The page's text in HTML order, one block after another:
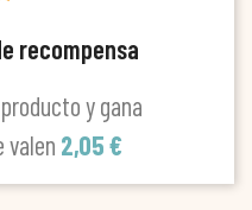
recompensa
y gana
valen 2,05 €